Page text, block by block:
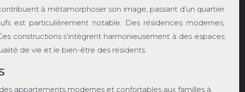
à métamorphoser son image, passant d’un quartier
est particulièrement notable. Des résidences modernes,
constructions s’intègrent harmonieusement à des espaces
de vie et le bien-être des résidents.
appartements modernes et confortables aux familles à